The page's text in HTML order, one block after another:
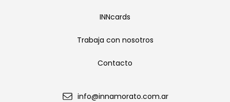
INNcards
Trabaja con nosotros
Contacto
info@innamorato.com.ar